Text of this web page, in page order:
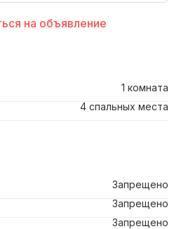
на объявление
1 комната
4 спальных места
Запрещено
Запрещено
Запрещено